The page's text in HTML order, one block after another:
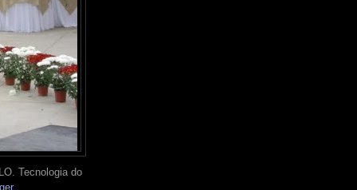
Tecnologia do
.